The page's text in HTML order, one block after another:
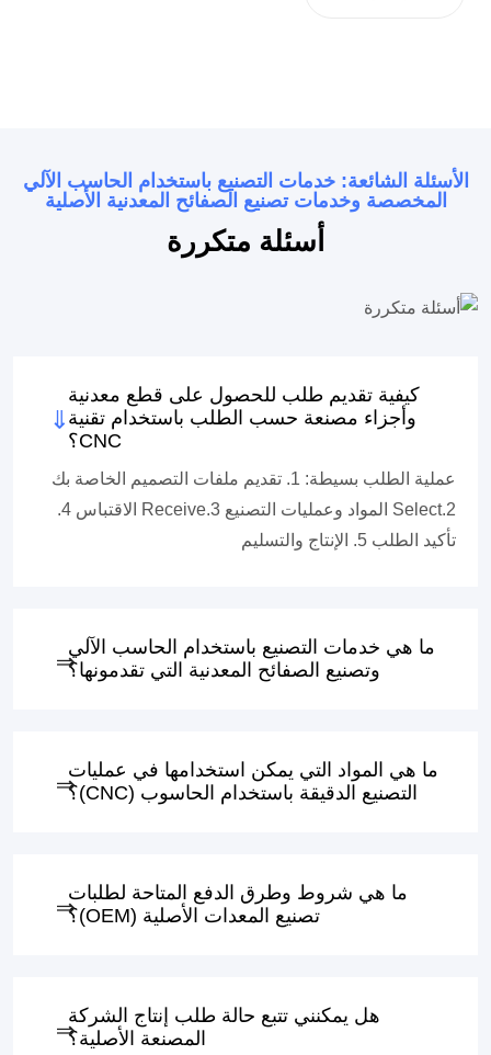
الأسئلة الشائعة: خدمات التصنيع باستخدام الحاسب الآلي
المخصصة وخدمات تصنيع الصفائح المعدنية الأصلية
أسئلة متكررة
كيفية تقديم طلب للحصول على قطع معدنية
وأجزاء مصنعة حسب الطلب باستخدام تقنية
CNC؟
عملية الطلب بسيطة: 1. تقديم ملفات التصميم الخاصة بك
2.Select المواد وعمليات التصنيع 3.Receive الاقتباس 4.
تأكيد الطلب 5. الإنتاج والتسليم
ما هي خدمات التصنيع باستخدام الحاسب الآلي
وتصنيع الصفائح المعدنية التي تقدمونها؟
ما هي المواد التي يمكن استخدامها في عمليات
التصنيع الدقيقة باستخدام الحاسوب (CNC)؟
ما هي شروط وطرق الدفع المتاحة لطلبات
تصنيع المعدات الأصلية (OEM)؟
هل يمكنني تتبع حالة طلب إنتاج الشركة
المصنعة الأصلية؟